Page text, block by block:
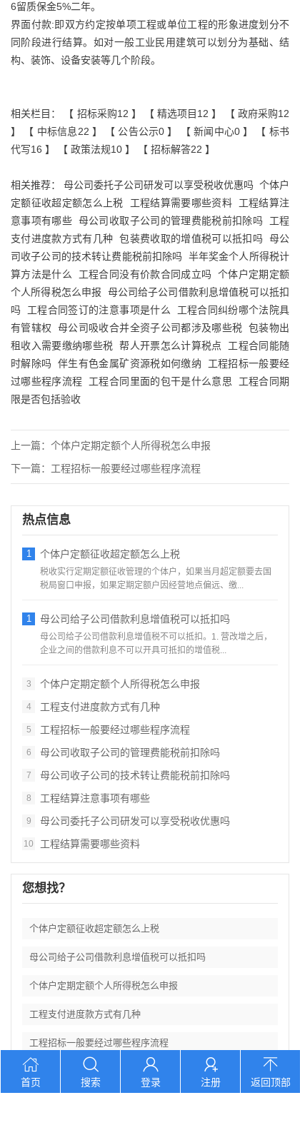
6留质保金5%二年。
界面付款:即双方约定按单项工程或单位工程的形象进度划分不
同阶段进行结算。如对一般工业民用建筑可以划分为基础、结
构、装饰、设备安装等几个阶段。
相关栏目： 【 招标采购12 】 【 精选项目12】 【政府采购12
】 【 中标信息22 】 【 公告公示0】 【新闻中心0】 【 标书
代写16 】 【 政策法规10 】 【 招标解答22 】
相关推荐： 母公司委托子公司研发可以享受税收优惠吗 个体户
定额征收超定额怎么上税
工程结算需要哪些资料
工程结算注
意事项有哪些 母公司收取子公司的管理费能税前扣除吗
工程
支付进度款方式有几种 包装费收取的增值税可以抵扣吗
母公
司收子公司的技术转让费能税前扣除吗
半年奖金个人所得税计
算方法是什么
工程合同没有价款合同成立吗
个体户定期定额
个人所得税怎么申报
母公司给子公司借款利息增值税可以抵扣
吗
工程合同签订的注意事项是什么
工程合同纠纷哪个法院具
有管辖权
母公司吸收合并全资子公司都涉及哪些税
包装物出
租收入需要缴纳哪些税
帮人开票怎么计算税点
工程合同能随
时解除吗
伴生有色金属矿资源税如何缴纳
工程招标一般要经
过哪些程序流程
工程合同里面的包干是什么意思
工程合同期
限是否包括验收
上一篇： 个体户定期定额个人所得税怎么申报
下一篇： 工程招标一般要经过哪些程序流程
热点信息
1 个体户定额征收超定额怎么上税
税收实行定期定额征收管理的个体户，如果当月超定额要去国
税局窗口申报，如果定期定额户因经营地点偏远、缴...
1 母公司给子公司借款利息增值税可以抵扣吗
母公司给子公司借款利息增值税不可以抵扣。1. 营改增之后，
企业之间的借款利息不可以开具可抵扣的增值税...
3 个体户定期定额个人所得税怎么申报
4 工程支付进度款方式有几种
5 工程招标一般要经过哪些程序流程
6 母公司收取子公司的管理费能税前扣除吗
7 母公司收子公司的技术转让费能税前扣除吗
8 工程结算注意事项有哪些
9 母公司委托子公司研发可以享受税收优惠吗
10 工程结算需要哪些资料
您想找？
个体户定额征收超定额怎么上税
母公司给子公司借款利息增值税可以抵扣吗
个体户定期定额个人所得税怎么申报
工程支付进度款方式有几种
工程招标一般要经过哪些程序流程
首页 搜索 登录 注册 返回顶部